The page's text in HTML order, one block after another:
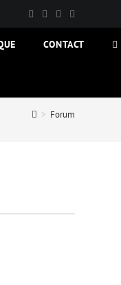
CONTACT
> Forum